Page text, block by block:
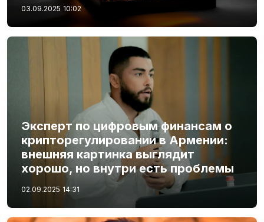
03.09.2025 10:02
Эксперт по цифровым финансам о
крипторегулировании в Армении:
внешняя картинка выглядит
хорошо, но внутри есть проблемы
02.09.2025 14:31